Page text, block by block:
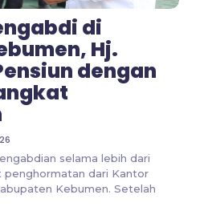
di
Hj.
dengan
selama lebih dari
dari Kantor
Kebumen. Setelah